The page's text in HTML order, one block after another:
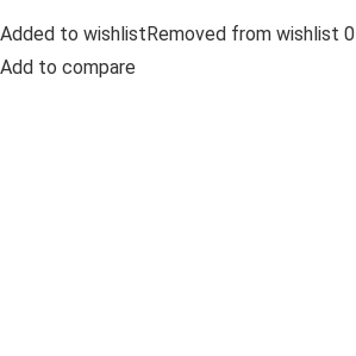
Added to wishlistRemoved from wishlist 0
Add to compare